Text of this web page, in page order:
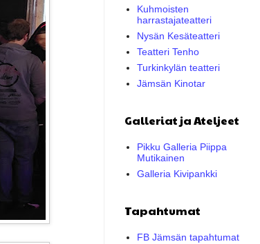
Kuhmoisten
harrastajateatteri
Nysän Kesäteatteri
Teatteri Tenho
Turkinkylän teatteri
Jämsän Kinotar
Galleriat ja Ateljeet
Pikku Galleria Piippa
Mutikainen
Galleria Kivipankki
Tapahtumat
FB Jämsän tapahtumat